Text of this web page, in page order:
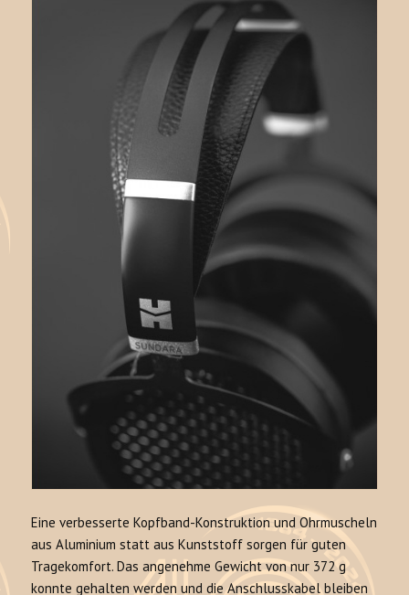
Eine verbesserte Kopfband-Konstruktion und Ohrmuscheln
aus Aluminium statt aus Kunststoff sorgen für guten
Tragekomfort. Das angenehme Gewicht von nur 372 g
konnte gehalten werden und die Anschlusskabel bleiben